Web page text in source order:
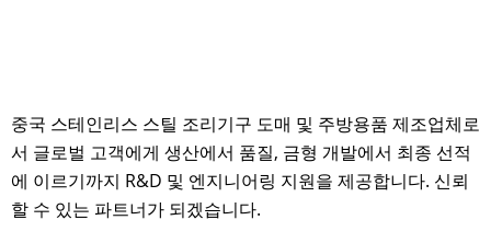
중국 스테인리스 스틸 조리기구 도매 및 주방용품 제조업체로
서 글로벌 고객에게 생산에서 품질, 금형 개발에서 최종 선적
에 이르기까지 R&D 및 엔지니어링 지원을 제공합니다. 신뢰
할 수 있는 파트너가 되겠습니다.